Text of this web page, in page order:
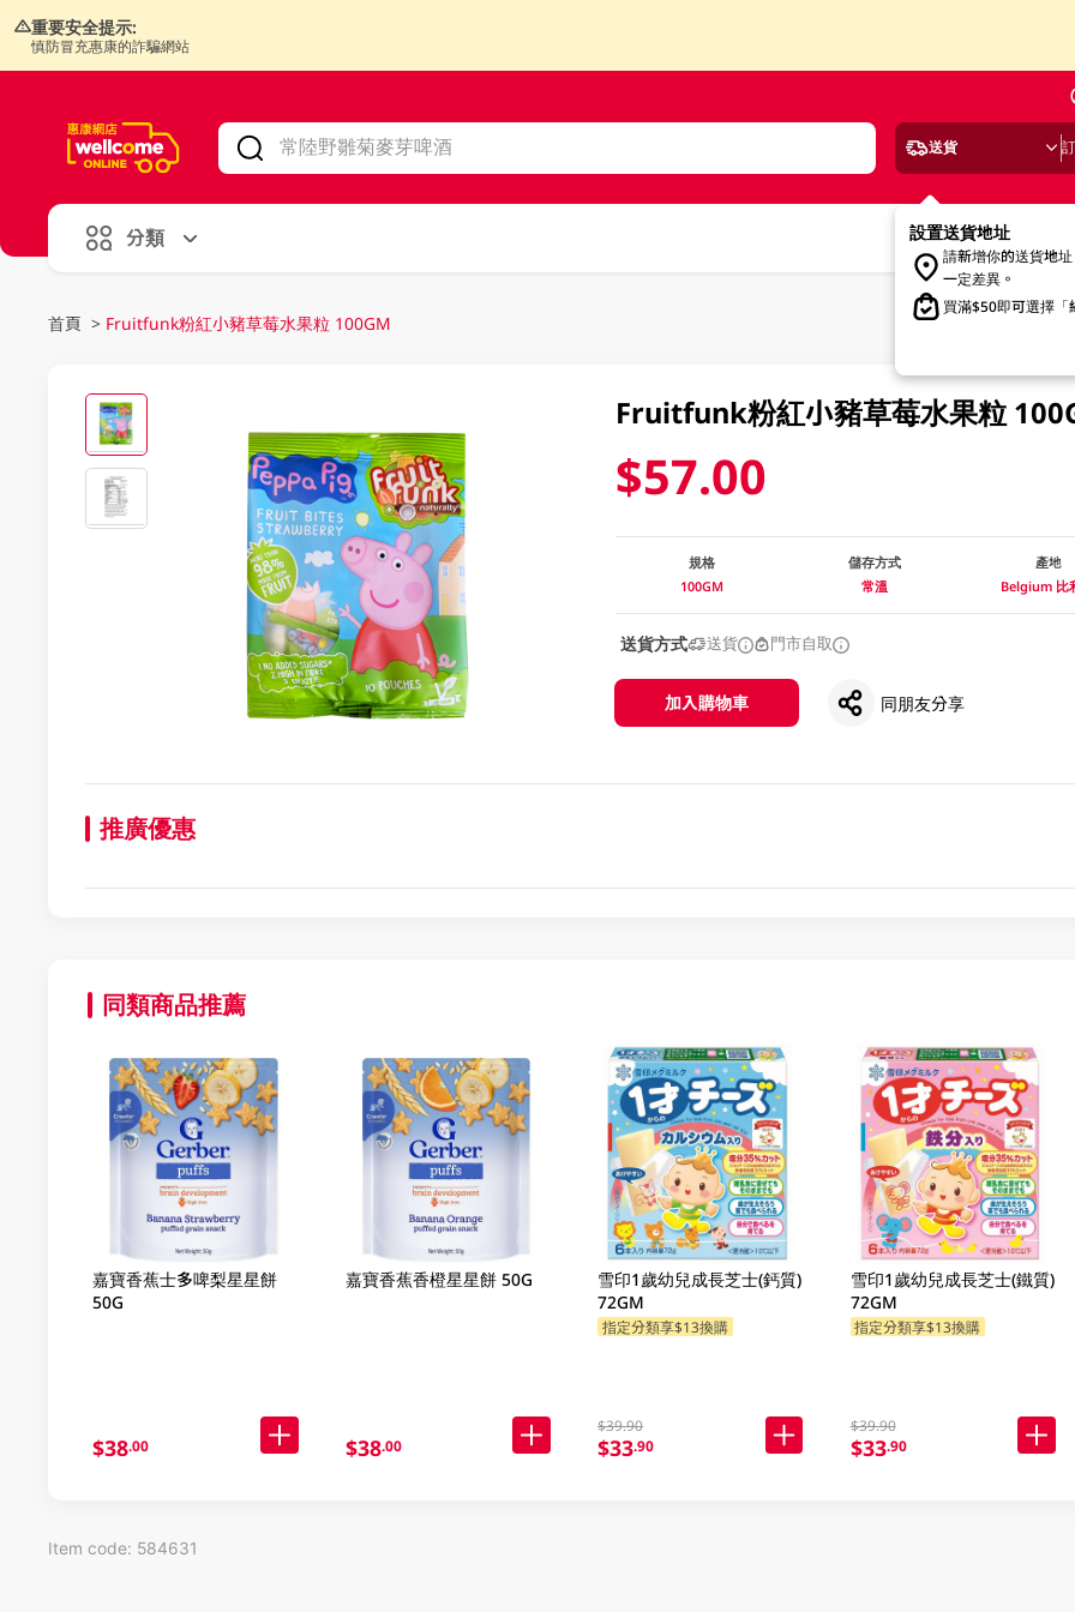
重要安全提示:
慎防冒充惠康的詐騙網站
送貨
設置送貨地址
請新增你的送貨地
一定差異。
買滿$50即可選擇「
分類
首頁 > Fruitfunk粉紅小豬草莓水果粒 100GM
Fruitfunk粉紅小豬草莓水果粒
$57.00
規格
100GM
儲存方式
常溫
產地
Belgium 比
送貨方式 送貨 門市自取
加入購物車 同朋友分享
推廣優惠
同類商品推薦
嘉寶香蕉士多啤梨星星餅
50G
$38.00
嘉寶香蕉香橙星星餅 50G
$38.00
雪印1歲幼兒成長芝士(鈣質)
72GM
指定分類享$13換購
$39.90
$33.90
雪印1歲幼兒成長芝士(鐵質)
72GM
指定分類享$13換購
$39.90
$33.90
Item code: 584631